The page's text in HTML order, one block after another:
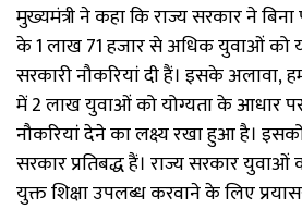
मुख्यमंत्री ने कहा कि राज्य सरकार ने बिना
के 1 लाख 71 हजार से अधिक युवाओं को
सरकारी नौकरियां दी हैं। इसके अलावा,
में 2 लाख युवाओं को योग्यता के आधार
नौकरियां देने का लक्ष्य रखा हुआ है।
सरकार प्रतिबद्ध हैं। राज्य सरकार
युक्त शिक्षा उपलब्ध करवाने के लिए